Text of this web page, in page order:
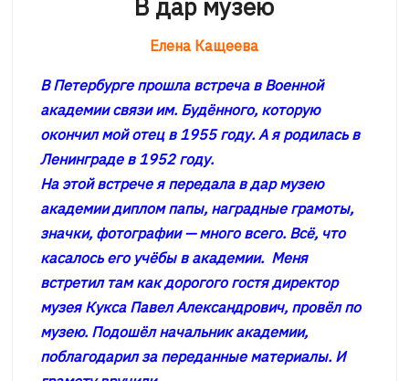
В дар музею
Елена Кащеева
В Петербурге прошла встреча в Военной
академии связи им. Будённого, которую
окончил мой отец в 1955 году. А я родилась в
Ленинграде в 1952 году.
На этой встрече я передала в дар музею
академии диплом папы, наградные грамоты,
значки, фотографии — много всего. Всё, что
касалось его учёбы в академии. Меня
встретил там как дорогого гостя директор
музея Кукса Павел Александрович, провёл по
музею. Подошёл начальник академии,
поблагодарил за переданные материалы. И